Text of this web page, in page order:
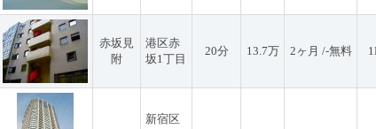
赤坂見
附
港区赤
坂1丁目
20分 13.7万 2ヶ月 /-無料
新宿区